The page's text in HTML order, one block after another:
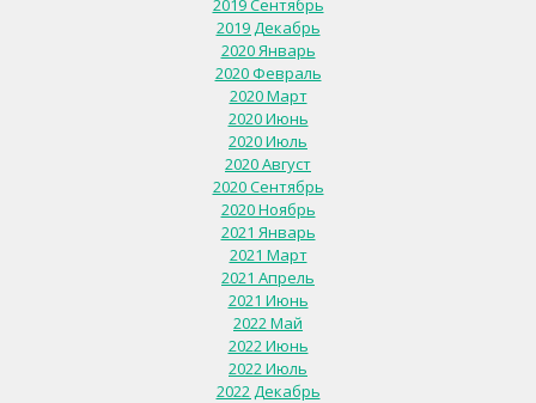
2019 Сентябрь
2019 Декабрь
2020 Январь
2020 Февраль
2020 Март
2020 Июнь
2020 Июль
2020 Август
2020 Сентябрь
2020 Ноябрь
2021 Январь
2021 Март
2021 Апрель
2021 Июнь
2022 Май
2022 Июнь
2022 Июль
2022 Декабрь